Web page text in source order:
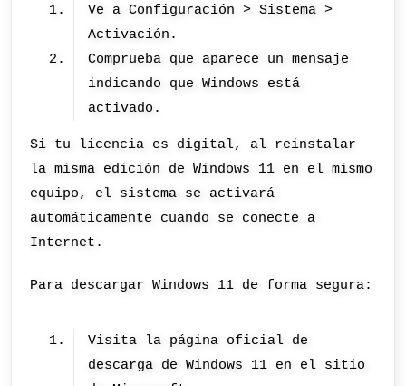
Ve a Configuración > Sistema >
Activación.
Comprueba que aparece un mensaje
indicando que Windows está
activado.
Si tu licencia es digital, al reinstalar
la misma edición de Windows 11 en el mismo
equipo, el sistema se activará
automáticamente cuando se conecte a
Internet.
Para descargar Windows 11 de forma segura:
Visita la página oficial de
descarga de Windows 11 en el sitio